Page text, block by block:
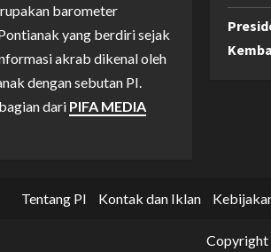
barometer
yang berdiri sejak
akrab dikenal oleh
dengan sebutan PI.
dari PIFA MEDIA
Tentang PI Kontak dan Iklan
Copyright